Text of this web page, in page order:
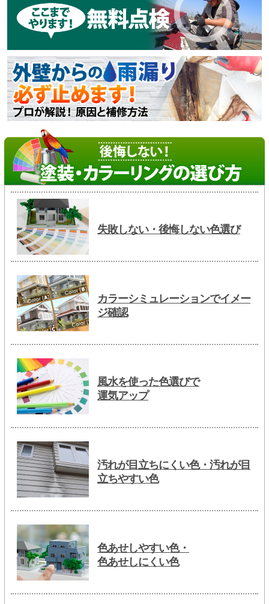
失敗しない・後悔しない色選び
カラーシミュレーションでイメー
ジ確認
風水を使った色選びで
運気アップ
汚れが目立ちにくい色・汚れが目
立ちやすい色
色あせしやすい色・
色あせしにくい色